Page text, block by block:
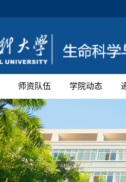
师资队伍 学院动态